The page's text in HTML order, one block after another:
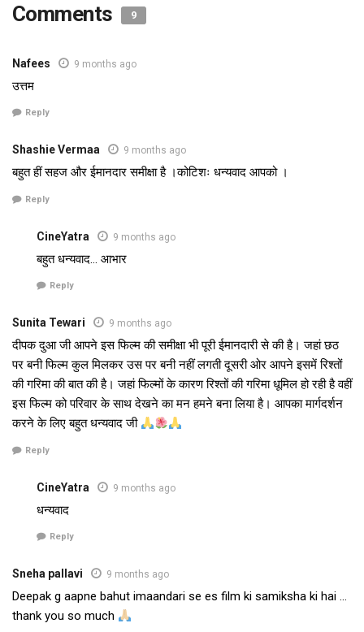
Comments 9
Nafees 9 months ago
उत्तम
Reply
Shashie Vermaa 9 months ago
बहुत हीं सहज और ईमानदार समीक्षा है ।कोटिशः धन्यवाद आपको ।
Reply
CineYatra 9 months ago
बहुत धन्यवाद… आभार
Reply
Sunita Tewari 9 months ago
दीपक दुआ जी आपने इस फिल्म की समीक्षा भी पूरी ईमानदारी से की है। जहां छठ
पर बनी फिल्म कुल मिलकर उस पर बनी नहीं लगती दूसरी ओर आपने इसमें रिश्तों
की गरिमा की बात की है। जहां फिल्मों के कारण रिश्तों की गरिमा धूमिल हो रही है वहीं
इस फिल्म को परिवार के साथ देखने का मन हमने बना लिया है। आपका मार्गदर्शन
करने के लिए बहुत धन्यवाद जी
Reply
CineYatra 9 months ago
धन्यवाद
Reply
Sneha pallavi 9 months ago
Deepak g aapne bahut imaandari se es film ki samiksha ki hai …
thank you so much